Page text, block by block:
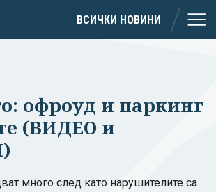
ВСИЧКИ НОВИНИ
офроуд и паркинг
(ВИДЕО и
много след като нарушителите са